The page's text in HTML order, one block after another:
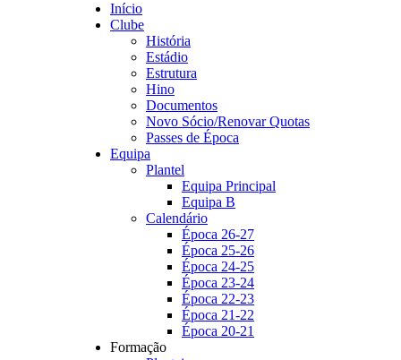
Início
Clube
História
Estádio
Estrutura
Hino
Documentos
Novo Sócio/Renovar Quotas
Passes de Época
Equipa
Plantel
Equipa Principal
Equipa B
Calendário
Época 26-27
Época 25-26
Época 24-25
Época 23-24
Época 22-23
Época 21-22
Época 20-21
Formação